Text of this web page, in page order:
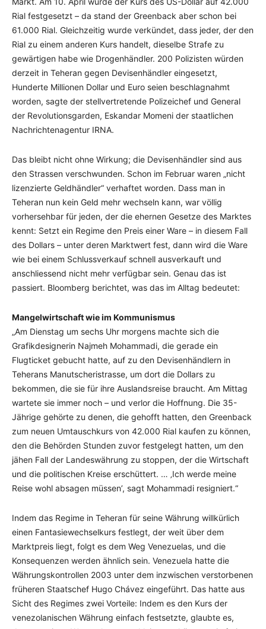
Rial festgesetzt – da stand der Greenback aber schon bei
61.000 Rial. Gleichzeitig wurde verkündet, dass jeder, der den
Rial zu einem anderen Kurs handelt, dieselbe Strafe zu
gewärtigen habe wie Drogenhändler. 200 Polizisten würden
derzeit in Teheran gegen Devisenhändler eingesetzt,
Hunderte Millionen Dollar und Euro seien beschlagnahmt
worden, sagte der stellvertretende Polizeichef und General
der Revolutionsgarden, Eskandar Momeni der staatlichen
Nachrichtenagentur IRNA.
Das bleibt nicht ohne Wirkung; die Devisenhändler sind aus
den Strassen verschwunden. Schon im Februar waren „nicht
lizenzierte Geldhändler“ verhaftet worden. Dass man in
Teheran nun kein Geld mehr wechseln kann, war völlig
vorhersehbar für jeden, der die ehernen Gesetze des Marktes
kennt: Setzt ein Regime den Preis einer Ware – in diesem Fall
des Dollars – unter deren Marktwert fest, dann wird die Ware
wie bei einem Schlussverkauf schnell ausverkauft und
anschliessend nicht mehr verfügbar sein. Genau das ist
passiert. Bloomberg berichtet, was das im Alltag bedeutet:
Mangelwirtschaft wie im Kommunismus
„Am Dienstag um sechs Uhr morgens machte sich die
Grafikdesignerin Najmeh Mohammadi, die gerade ein
Flugticket gebucht hatte, auf zu den Devisenhändlern in
Teherans Manutscheristrasse, um dort die Dollars zu
bekommen, die sie für ihre Auslandsreise braucht. Am Mittag
wartete sie immer noch – und verlor die Hoffnung. Die 35-
Jährige gehörte zu denen, die gehofft hatten, den Greenback
zum neuen Umtauschkurs von 42.000 Rial kaufen zu können,
den die Behörden Stunden zuvor festgelegt hatten, um den
jähen Fall der Landeswährung zu stoppen, der die Wirtschaft
und die politischen Kreise erschüttert. … ‚Ich werde meine
Reise wohl absagen müssen’, sagt Mohammadi resigniert.“
Indem das Regime in Teheran für seine Währung willkürlich
einen Fantasiewechselkurs festlegt, der weit über dem
Marktpreis liegt, folgt es dem Weg Venezuelas, und die
Konsequenzen werden ähnlich sein. Venezuela hatte die
Währungskontrollen 2003 unter dem inzwischen verstorbenen
früheren Staatschef Hugo Chávez eingeführt. Das hatte aus
Sicht des Regimes zwei Vorteile: Indem es den Kurs der
venezolanischen Währung einfach festsetzte, glaubte es,